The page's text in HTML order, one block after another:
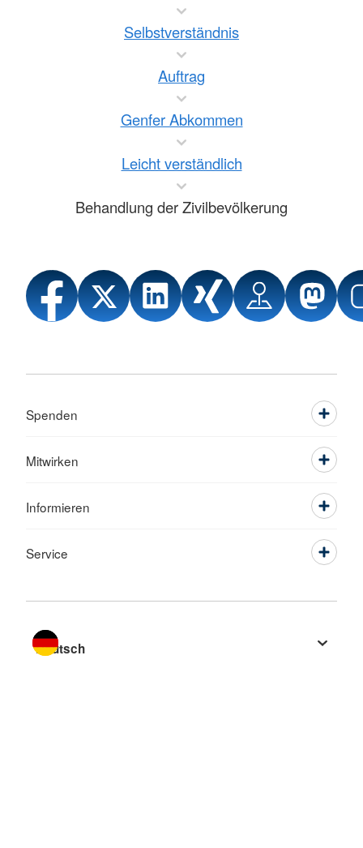
Selbstverständnis
Auftrag
Genfer Abkommen
Leicht verständlich
Behandlung der Zivilbevölkerung
Spenden
Mitwirken
Informieren
Service
Sprache wechseln zu